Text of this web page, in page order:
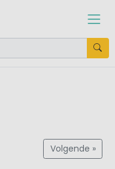
Volgende »